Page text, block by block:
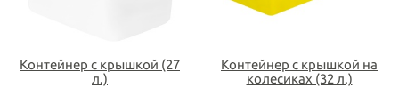
Контейнер с крышкой (27
л.)
Контейнер с крышкой на
колесиках (32 л.)